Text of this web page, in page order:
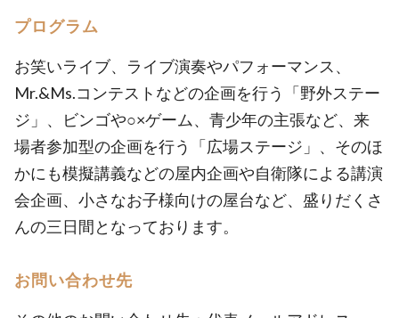
プログラム
お笑いライブ、ライブ演奏やパフォーマンス、
Mr.&Ms.コンテストなどの企画を行う「野外ステー
ジ」、ビンゴや○×ゲーム、青少年の主張など、来
場者参加型の企画を行う「広場ステージ」、そのほ
かにも模擬講義などの屋内企画や自衛隊による講演
会企画、小さなお子様向けの屋台など、盛りだくさ
んの三日間となっております。
お問い合わせ先